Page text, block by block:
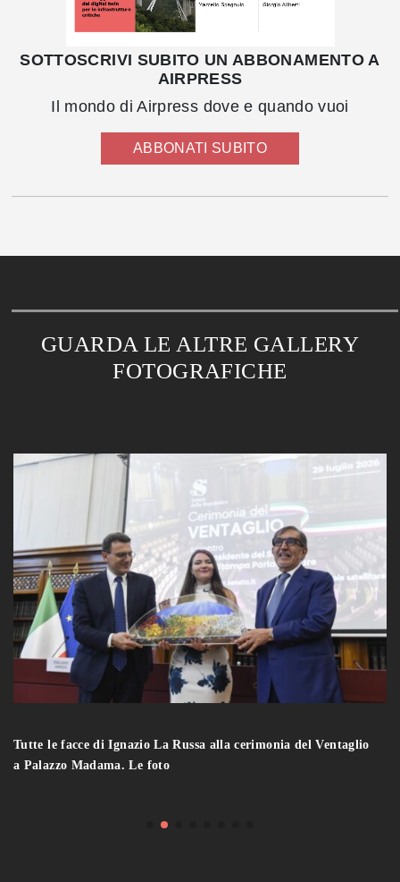
SOTTOSCRIVI SUBITO UN ABBONAMENTO A
AIRPRESS
Il mondo di Airpress dove e quando vuoi
ABBONATI SUBITO
GUARDA LE ALTRE GALLERY
FOTOGRAFICHE
Tutte le facce di Ignazio La Russa alla cerimonia del Ventaglio
a Palazzo Madama. Le foto